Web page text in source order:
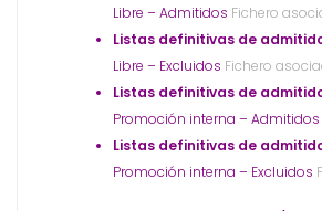
Libre – Admitidos Fichero
Listas definitivas de
Libre – Excluidos Fichero
Listas definitivas de
Promoción interna – Admitidos
Listas definitivas de
Promoción interna – Excluidos